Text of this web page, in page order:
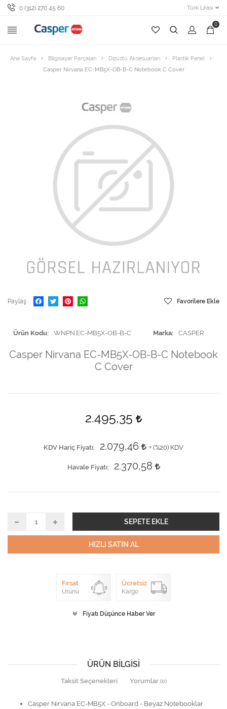
0 (312) 270 45 60 Türk Lirası
0
Ana Sayfa Bilgisayar Parçaları Dizüstü Aksesuarları
Plastik Panel
Casper Nirvana EC-MB5X-OB-B-C Notebook C Cover
Paylaş Favorilere Ekle
Ürün Kodu WNPN.EC-MB5X-OB-B-C Marka CASPER
Casper Nirvana EC-MB5X-OB-B-C Notebook
C Cover
2.495,35
KDV Hariç Fiyatı 2.079,46 + (%20) KDV
Havale Fiyatı 2.370,58
SEPETE EKLE
HIZLI SATIN AL
Fırsat
Ürünü
Ücretsiz
Kargo
Fiyatı Düşünce Haber Ver
ÜRÜN BILGISI
Taksit Seçenekleri Yorumlar (0)
Casper Nirvana EC-MB5X - Onboard - Beyaz Notebooklar